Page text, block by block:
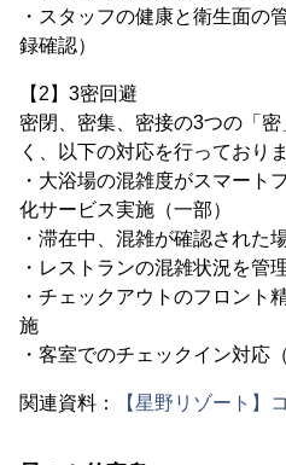
・スタッフの健康と衛生面の
録確認）
【2】3密回避
密閉、密集、密接の3つの「
く、以下の対応を行っておりま
・大浴場の混雑度がスマート
化サービス実施（一部）
・滞在中、混雑が確認された
・レストランの混雑状況を管
・チェックアウトのフロント
施
・客室でのチェックイン対応
関連資料： 【星野リゾート】